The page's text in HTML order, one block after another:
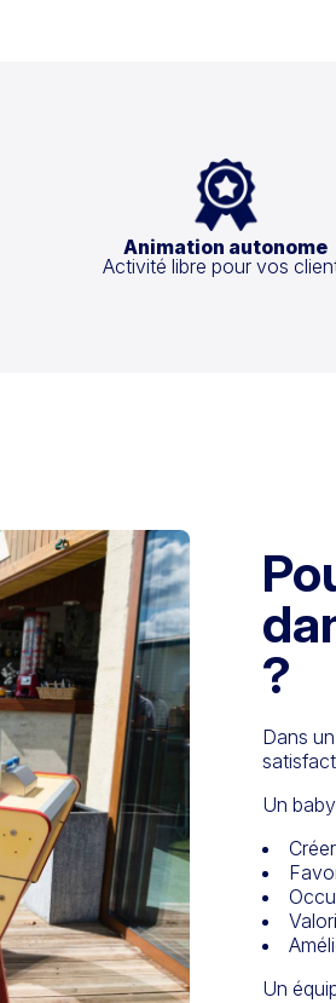
Animation autonome
Activité libre pour vos
?
Dans
Un
Un